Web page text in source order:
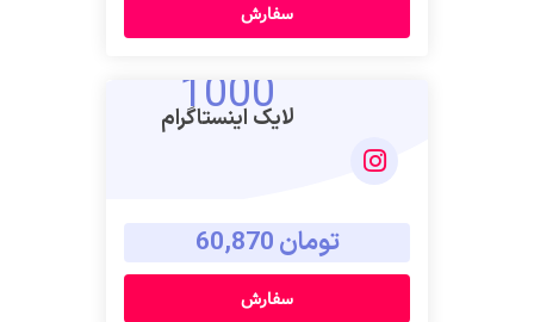
سفارش
1000
لایک اینستاگرام
تومان 60,870
سفارش